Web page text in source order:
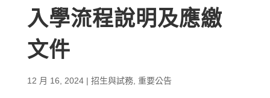
入學流程說明及應繳
文件
12 月 16, 2024| 招生與試務, 重要公告